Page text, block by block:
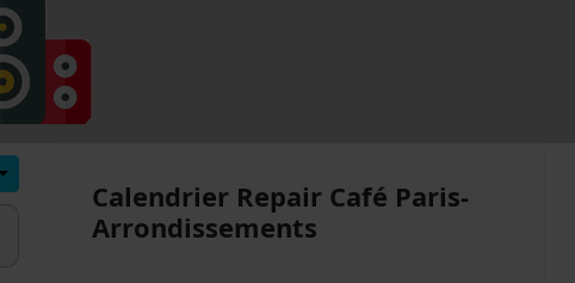
Calendrier Repair Café Paris-
Arrondissements